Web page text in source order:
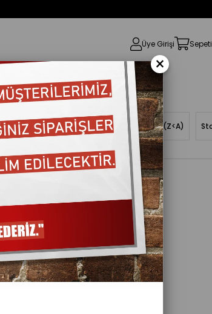
Üye Girişi
Ürün Adına Göre (A>Z) Ürün Adına Göre (Z<A)
×